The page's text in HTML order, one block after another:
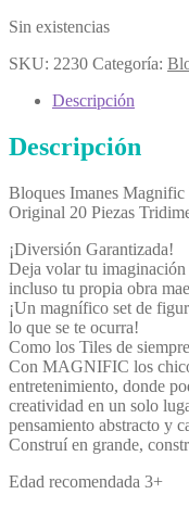
Sin existencias
SKU: 2230 Categoría:
Descripción
Descripción
Bloques Imanes
Original 20 Piezas
¡Diversión Garantizada!
Deja volar tu
incluso tu propia obra
¡Un magnífico set de
lo que se te ocurra!
Como los Tiles de
Con MAGNIFIC los
entretenimiento, donde
creatividad en un solo
pensamiento abstracto y
Construí en grande,
Edad recomendada 3+